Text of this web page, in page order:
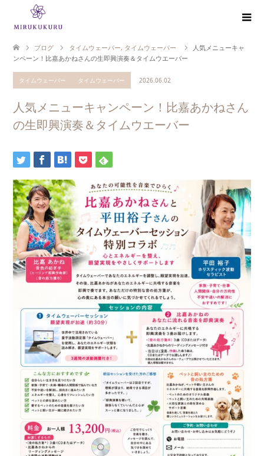
ブログ タイムウェーバー, タイムウェーバー
人気メニューキャ
ンペーン！比嘉あかねさんの生即興演奏＆タイムウエーバー
タイムウェーバー タイムウェーバー 2026.06.02
人気メニューキャンペーン！比嘉あかねさん
の生即興演奏＆タイムウエーバー